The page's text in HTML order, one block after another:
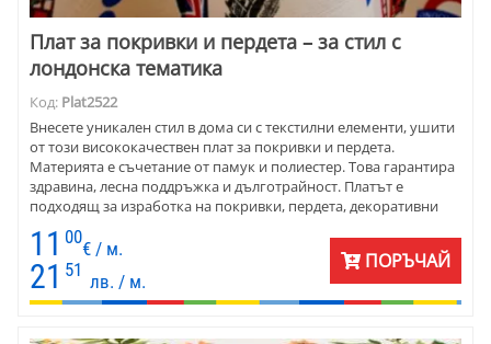
Плат за покривки и пердета – за стил с
лондонска тематика
Код: Plat2522
Внесете уникален стил в дома си с текстилни елементи, ушити
от този висококачествен плат за покривки и пердета.
Материята е съчетание от памук и полиестер. Това гарантира
здравина, лесна поддръжка и дълготрайност. Платът е
подходящ за изработка на покривки, пердета, декоративни
калъфки за възглавнички и други текстилни изделия, които
ще придадат стилен облик на всяко помещение.
11 00
€ / м.
21 51
лв. / м.
ПОРЪЧАЙ